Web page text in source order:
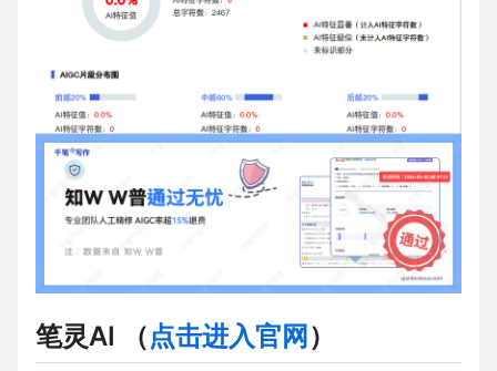
笔灵AI （点击进入官网 ）